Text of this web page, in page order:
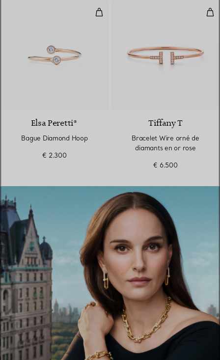
Bague Diamond Hoop
Elsa Peretti®
Bague Diamond Hoop
€ 2.300
Tiffany T
Bracelet Wire orné de
diamants en or rose
€ 6.500